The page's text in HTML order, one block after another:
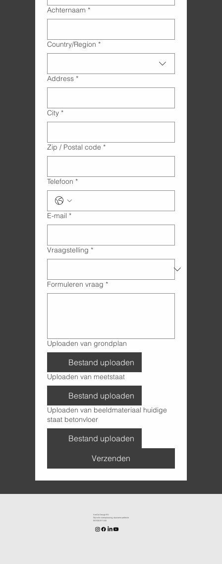
Achternaam *
Adres met meerdere regels
Country/Region *
Address *
City *
Zip / Postal code *
Telefoon *
E-mail *
Vraagstelling *
Formuleren vraag *
Uploaden van grondplan
Bestand uploaden
Uploaden van meetstaat
Bestand uploaden
Uploaden van beeldmateriaal huidige
staat betonvloer
Bestand uploaden
Verzenden
KenDa Design BV.
Stijlvolle vloeroplossing, duurzame perfectie
BE1030.911.545